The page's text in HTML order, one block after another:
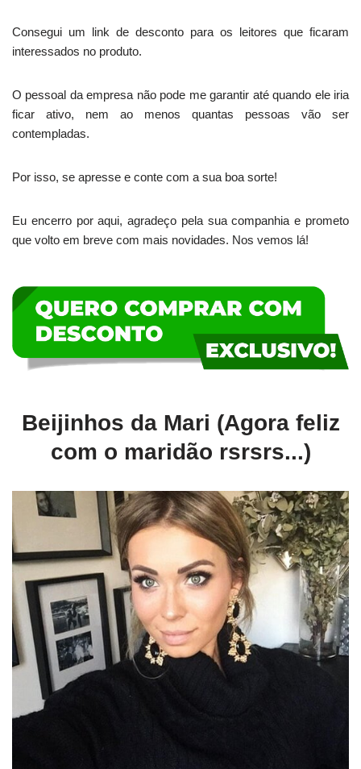
Consegui um link de desconto para os leitores que ficaram
interessados no produto.
O pessoal da empresa não pode me garantir até quando ele iria
ficar ativo, nem ao menos quantas pessoas vão ser
contempladas.
Por isso, se apresse e conte com a sua boa sorte!
Eu encerro por aqui, agradeço pela sua companhia e prometo
que volto em breve com mais novidades. Nos vemos lá!
Beijinhos da Mari (Agora feliz
com o maridão rsrsrs...)